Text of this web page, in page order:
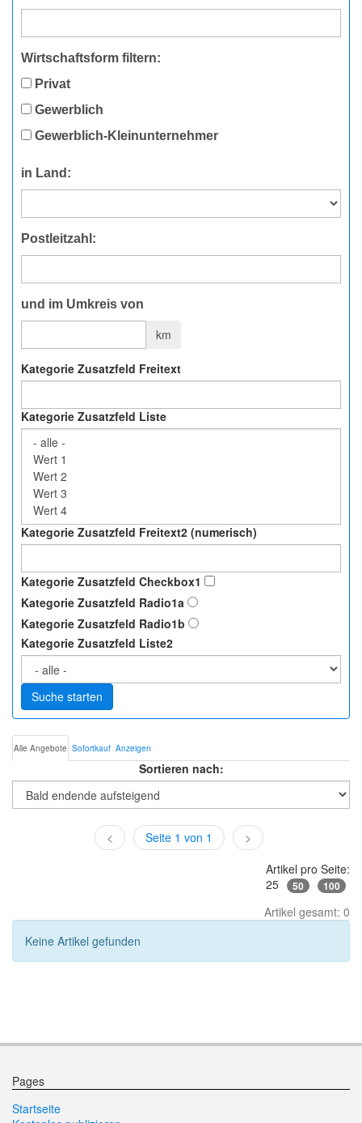
Wirtschaftsform filtern:
Privat
Gewerblich
Gewerblich-Kleinunternehmer
in Land:
Postleitzahl:
und im Umkreis von
km
Kategorie Zusatzfeld Freitext
Kategorie Zusatzfeld Liste
Kategorie Zusatzfeld Freitext2 (numerisch)
Kategorie Zusatzfeld Checkbox1
Kategorie Zusatzfeld Radio1a
Kategorie Zusatzfeld Radio1b
Kategorie Zusatzfeld Liste2
Suche starten
Alle Angebote Sofortkauf Anzeigen
Sortieren nach:
< Seite 1 von 1
>
Artikel pro Seite:
25
50 100
Artikel gesamt: 0
Keine Artikel gefunden
Pages
Startseite